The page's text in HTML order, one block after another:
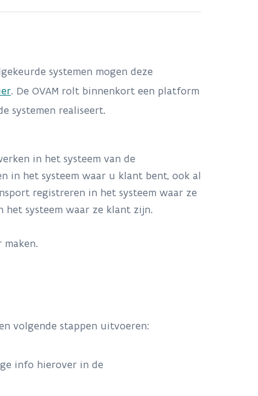
systemen mogen deze
. De OVAM rolt binnenkort een platform
systemen realiseert.
in het systeem van de
in het systeem waar u klant bent, ook al
registreren in het systeem waar ze
systeem waar ze klant zijn.
volgende stappen uitvoeren:
info hierover in de